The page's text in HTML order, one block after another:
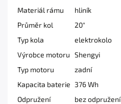
Materiál rámu
hliník
Průměr kol
20"
Typ kola
elektrokolo
Výrobce motoru Shengyi
Typ motoru
zadní
Kapacita baterie 376 Wh
Odpružení
bez odpružení